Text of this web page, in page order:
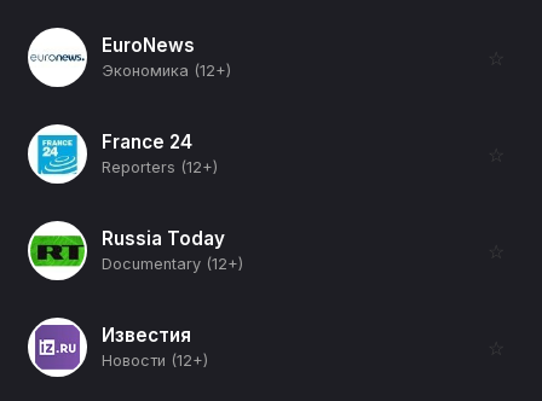
EuroNews
Экономика (12+)
☆
France 24
Reporters (12+)
☆
Russia Today
Documentary (12+)
☆
Известия
Новости (12+)
☆